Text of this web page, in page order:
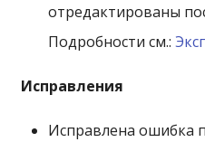
отредактированы
Подробности см.:
Исправления
Исправлена ошибка